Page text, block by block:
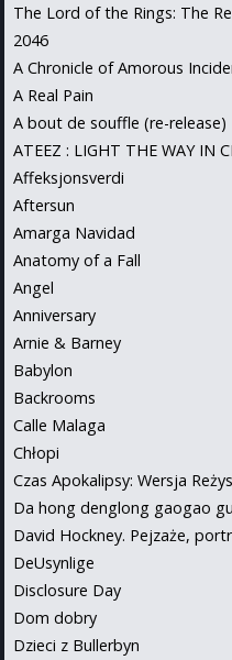
The Lord of the Rings: The
2046
A Chronicle of Amorous
A Real Pain
A bout de souffle (re-release)
ATEEZ : LIGHT THE WAY IN
Affeksjonsverdi
Aftersun
Amarga Navidad
Anatomy of a Fall
Angel
Anniversary
Arnie & Barney
Babylon
Backrooms
Calle Malaga
Chłopi
Czas Apokalipsy: Wersja
Da hong denglong gaogao
David Hockney. Pejzaże,
DeUsynlige
Disclosure Day
Dom dobry
Dzieci z Bullerbyn